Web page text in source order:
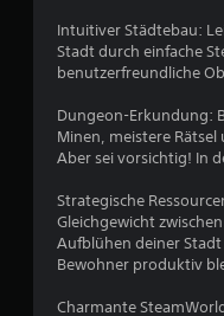
Intuitiver Städtebau:
Stadt durch einfache
benutzerfreundliche
Dungeon-Erkundung:
Minen, meistere
Aber sei vorsichtig! In
Strategische
Gleichgewicht
Aufblühen deiner
Bewohner produktiv
Charmante